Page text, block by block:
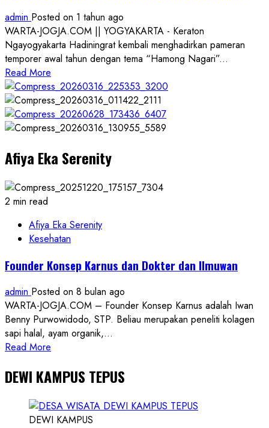
admin Posted on 1 tahun ago
WARTA-JOGJA.COM || YOGYAKARTA - Keraton
Ngayogyakarta Hadiningrat kembali menghadirkan pameran
temporer awal tahun dengan tema “Hamong Nagari”...
Read More
more
about
Sultan
HB
Buka
Langsung
Pameran
‘Hamong
15
Jenis
Abdi
Dipamerkan
Afiya Eka Serenity
2 min read
Afiya Eka Serenity
Kesehatan
Founder Konsep Karnus dan Dokter dan Ilmuwan
admin Posted on 8 bulan ago
WARTA-JOGJA.COM – Founder Konsep Karnus adalah Iwan
Benny Purwowidodo, STP. Beliau merupakan peneliti kolagen
sapi halal, ayam organik,...
Read More
about
Konsep
Karnus
DEWI KAMPUS TEPUS
DEWI KAMPUS